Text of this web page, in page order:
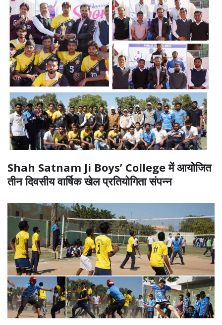
Shah Satnam Ji Boys’ College में आयोजित
तीन दिवसीय वार्षिक खेल प्रतियोगिता संपन्न